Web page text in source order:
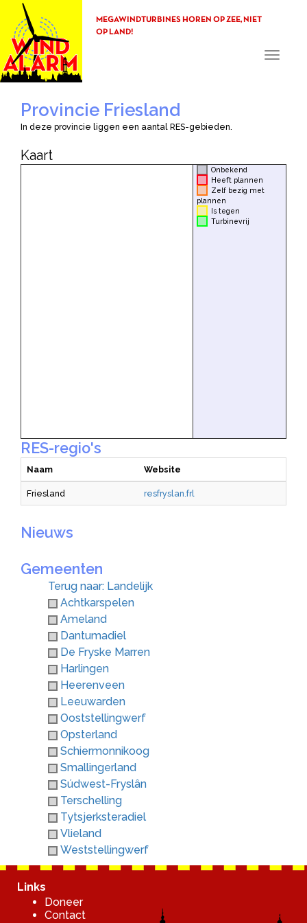
MEGAWINDTURBINES HOREN OP ZEE, NIET
OP LAND!
Toggle
Provincie Friesland
In deze provincie liggen een aantal RES-gebieden.
Kaart
Onbekend
Heeft plannen
Zelf bezig met
plannen
Is tegen
Turbinevrij
RES-regio's
Naam Website
Friesland resfryslan.frl
Nieuws
Gemeenten
Terug naar: Landelijk
Achtkarspelen
Ameland
Dantumadiel
De Fryske Marren
Harlingen
Heerenveen
Leeuwarden
Ooststellingwerf
Opsterland
Schiermonnikoog
Smallingerland
Súdwest-Fryslân
Terschelling
Tytsjerksteradiel
Vlieland
Weststellingwerf
Links
Doneer
Contact